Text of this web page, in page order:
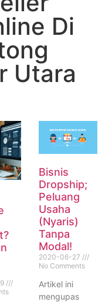
Di
Utara
Bisnis
Dropship;
Peluang
Usaha
(Nyaris)
Tanpa
Modal!
2020-06-27
No Comments
Artikel ini
mengupas